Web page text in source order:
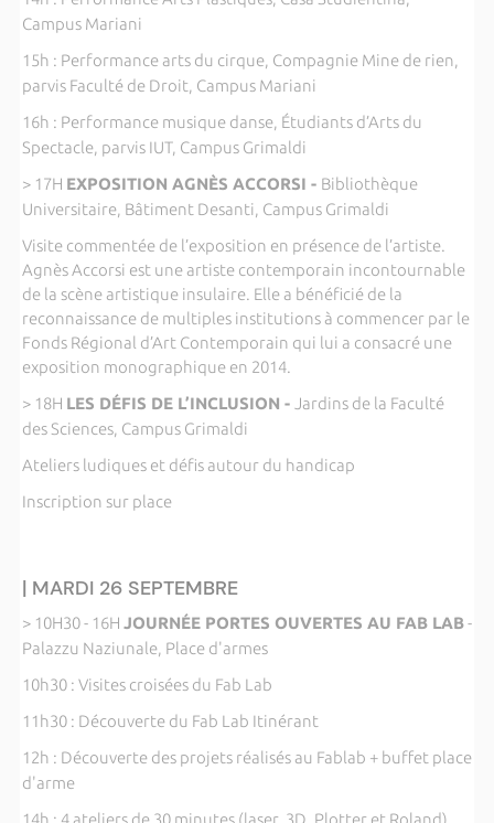
Campus Mariani
15h : Performance arts du cirque, Compagnie Mine de rien,
parvis Faculté de Droit, Campus Mariani
16h : Performance musique danse, Étudiants d’Arts du
Spectacle, parvis IUT, Campus Grimaldi
> 17H EXPOSITION AGNÈS ACCORSI - Bibliothèque
Universitaire, Bâtiment Desanti, Campus Grimaldi
Visite commentée de l’exposition en présence de l’artiste.
Agnès Accorsi est une artiste contemporain incontournable
de la scène artistique insulaire. Elle a bénéficié de la
reconnaissance de multiples institutions à commencer par le
Fonds Régional d’Art Contemporain qui lui a consacré une
exposition monographique en 2014.
> 18H LES DÉFIS DE L’INCLUSION - Jardins de la Faculté
des Sciences, Campus Grimaldi
Ateliers ludiques et défis autour du handicap
Inscription sur place
| MARDI 26 SEPTEMBRE
> 10H30 - 16H JOURNÉE PORTES OUVERTES AU FAB LAB-
Palazzu Naziunale, Place d'armes
10h30 : Visites croisées du Fab Lab
11h30 : Découverte du Fab Lab Itinérant
12h : Découverte des projets réalisés au Fablab + buffet place
d'arme
14h : 4 ateliers de 30 minutes (laser, 3D, Plotter et Roland)